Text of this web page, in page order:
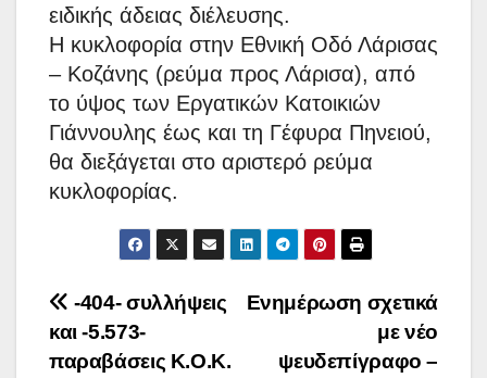
ειδικής άδειας διέλευσης.
Η κυκλοφορία στην Εθνική Οδό Λάρισας
– Κοζάνης (ρεύμα προς Λάρισα), από
το ύψος των Εργατικών Κατοικιών
Γιάννουλης έως και τη Γέφυρα Πηνειού,
θα διεξάγεται στο αριστερό ρεύμα
κυκλοφορίας.
Πλοήγηση
άρθρων
Ενημέρωση σχετικά
με νέο
ψευδεπίγραφο –
-404- συλλήψεις
και -5.573-
παραβάσεις Κ.Ο.Κ.